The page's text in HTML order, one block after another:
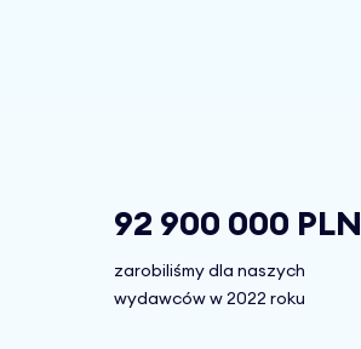
92 900 000 PLN
zarobiliśmy dla naszych
wydawców w 2022 roku